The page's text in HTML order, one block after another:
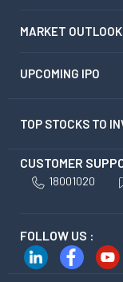
MARKET OUTLOOK
UPCOMING IPO
TOP STOCKS TO
CUSTOMER
18001020
FOLLOW US :